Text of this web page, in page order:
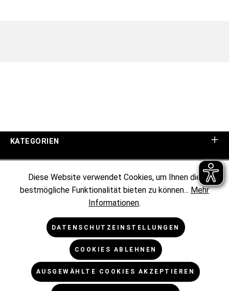
KATEGORIEN
KUNDENINFORMATIONEN
RECHTLICHES
Diese Website verwendet Cookies, um Ihnen die
bestmögliche Funktionalität bieten zu können... Mehr
Informationen.
DATENSCHUTZEINSTELLUNGEN
COOKIES ABLEHNEN
AUSGEWÄHLTE COOKIES AKZEPTIEREN